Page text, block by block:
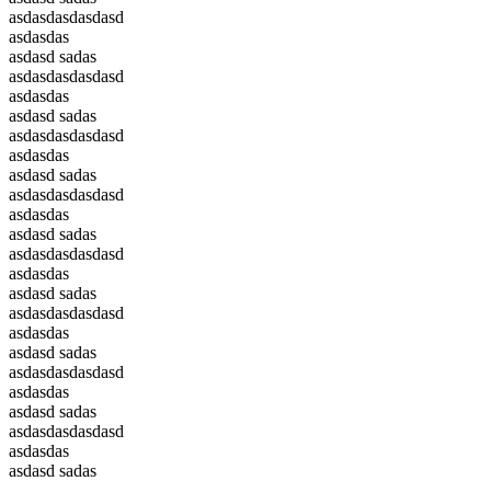
asdasdasdasdasd
asdasdas
asdasd sadas
asdasdasdasdasd
asdasdas
asdasd sadas
asdasdasdasdasd
asdasdas
asdasd sadas
asdasdasdasdasd
asdasdas
asdasd sadas
asdasdasdasdasd
asdasdas
asdasd sadas
asdasdasdasdasd
asdasdas
asdasd sadas
asdasdasdasdasd
asdasdas
asdasd sadas
asdasdasdasdasd
asdasdas
asdasd sadas